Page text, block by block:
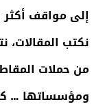
إلى مواقف
نكتب المقالات،
من حملات
ومؤسساتها …